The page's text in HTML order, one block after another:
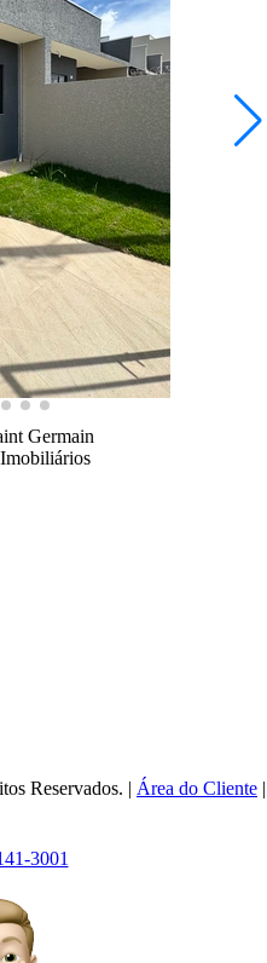
no Campo Belo
Reservados. | Área do Cliente |
3001